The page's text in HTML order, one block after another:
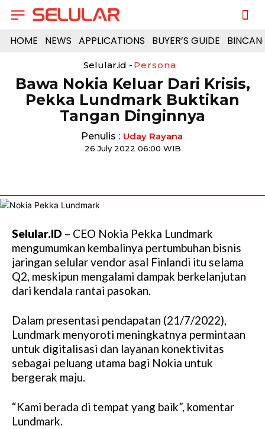
HOME NEWS APPLICATIONS BUYER’S GUIDE
Selular.id - Persona
Bawa Nokia Keluar Dari Krisis,
Pekka Lundmark Buktikan
Tangan Dinginnya
Penulis : Uday Rayana
26 July 2022 06:00 WIB
Selular.ID – CEO Nokia Pekka Lundmark
mengumumkan kembalinya pertumbuhan bisnis
jaringan selular vendor asal Finlandi itu selama
Q2, meskipun mengalami dampak berkelanjutan
dari kendala rantai pasokan.
Dalam presentasi pendapatan (21/7/2022),
Lundmark menyoroti meningkatnya permintaan
untuk digitalisasi dan layanan konektivitas
sebagai peluang utama bagi Nokia untuk
bergerak maju.
“Kami berada di tempat yang baik”, komentar
Lundmark.